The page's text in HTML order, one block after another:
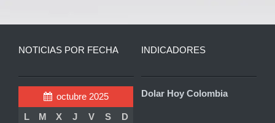
NOTICIAS POR FECHA
octubre 2025
L
M X J V S
D
INDICADORES
Dolar Hoy Colombia